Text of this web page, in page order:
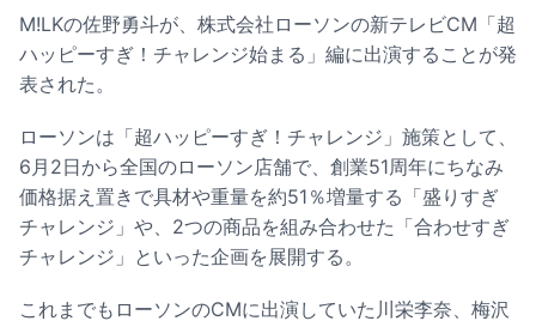
M!LKの佐野勇斗が、株式会社ローソンの新テレビCM「超
ハッピーすぎ！チャレンジ始まる」編に出演することが発
表された。
ローソンは「超ハッピーすぎ！チャレンジ」施策として、
6月2日から全国のローソン店舗で、創業51周年にちなみ
価格据え置きで具材や重量を約51％増量する「盛りすぎ
チャレンジ」や、2つの商品を組み合わせた「合わせすぎ
チャレンジ」といった企画を展開する。
これまでもローソンのCMに出演していた川栄李奈、梅沢